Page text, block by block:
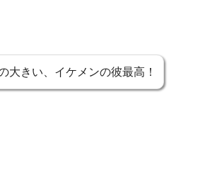
大きい、イケメンの彼最高！